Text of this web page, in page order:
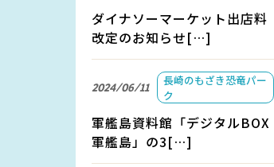
ダイナソーマーケット出店料
改定のお知らせ[…]
2024/06/11
長崎のもざき恐竜パー
ク
軍艦島資料館「デジタルBOX
軍艦島」の3[…]